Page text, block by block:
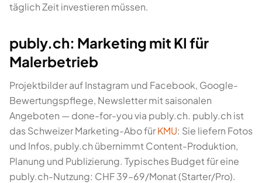
täglich Zeit investieren müssen.
publy.ch: Marketing mit KI für
Malerbetrieb
Projektbilder auf Instagram und Facebook, Google-
Bewertungspflege, Newsletter mit saisonalen
Angeboten — done-for-you via publy.ch. publy.ch ist
das Schweizer Marketing-Abo fürKMU: Sie liefern Fotos
und Infos, publy.ch übernimmt Content-Produktion,
Planung und Publizierung. Typisches Budget für eine
publy.ch-Nutzung: CHF 39–69/Monat (Starter/Pro).